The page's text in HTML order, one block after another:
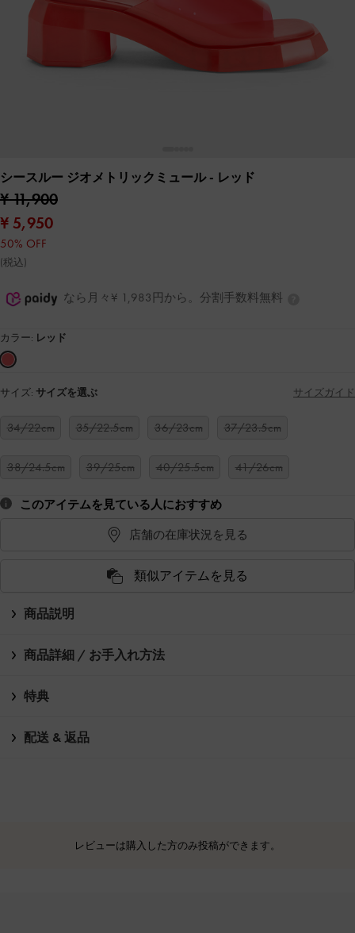
シースルー ジオメトリックミュール- レッド
¥ 11,900
¥ 5,950
50% OFF
(税込)
なら月々¥ 1,983円から。分割手数料無料
カラー: レッド
サイズ: サイズを選ぶ サイズガイド
34/22cm 35/22.5cm 36/23cm 37/23.5cm
38/24.5cm 39/25cm 40/25.5cm 41/26cm
このアイテムを見ている人におすすめ
店舗の在庫状況を見る
類似アイテムを見る
商品説明
商品詳細 / お手入れ方法
特典
配送 & 返品
レビューは購入した方のみ投稿ができます。